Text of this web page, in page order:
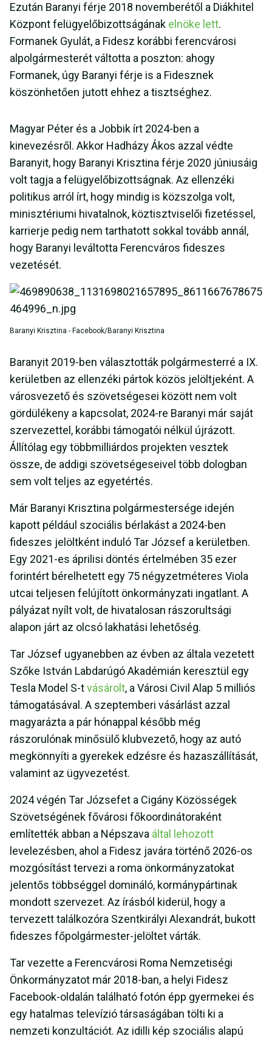
Ezután Baranyi férje 2018 novemberétől a Diákhitel
Központ felügyelőbizottságának elnöke lett.
Formanek Gyulát, a Fidesz korábbi ferencvárosi
alpolgármesterét váltotta a poszton: ahogy
Formanek, úgy Baranyi férje is a Fidesznek
köszönhetően jutott ehhez a tisztséghez.
Magyar Péter és a Jobbik írt 2024-ben a
kinevezésről. Akkor Hadházy Ákos azzal védte
Baranyit, hogy Baranyi Krisztina férje 2020 júniusáig
volt tagja a felügyelőbizottságnak. Az ellenzéki
politikus arról írt, hogy mindig is közszolga volt,
minisztériumi hivatalnok, köztisztviselői fizetéssel,
karrierje pedig nem tarthatott sokkal tovább annál,
hogy Baranyi leváltotta Ferencváros fideszes
vezetését.
Baranyi Krisztina - Facebook/Baranyi Krisztina
Baranyit 2019-ben választották polgármesterré a IX.
kerületben az ellenzéki pártok közös jelöltjeként. A
városvezető és szövetségesei között nem volt
gördülékeny a kapcsolat, 2024-re Baranyi már saját
szervezettel, korábbi támogatói nélkül újrázott.
Állítólag egy többmilliárdos projekten vesztek
össze, de addigi szövetségeseivel több dologban
sem volt teljes az egyetértés.
Már Baranyi Krisztina polgármestersége idején
kapott például szociális bérlakást a 2024-ben
fideszes jelöltként induló Tar József a kerületben.
Egy 2021-es áprilisi döntés értelmében 35 ezer
forintért bérelhetett egy 75 négyzetméteres Viola
utcai teljesen felújított önkormányzati ingatlant. A
pályázat nyílt volt, de hivatalosan rászorultsági
alapon járt az olcsó lakhatási lehetőség.
Tar József ugyanebben az évben az általa vezetett
Szőke István Labdarúgó Akadémián keresztül egy
Tesla Model S-tvásárolt, a Városi Civil Alap 5 milliós
támogatásával. A szeptemberi vásárlást azzal
magyarázta a pár hónappal később még
rászorulónak minősülő klubvezető, hogy az autó
megkönnyíti a gyerekek edzésre és hazaszállítását,
valamint az ügyvezetést.
2024 végén Tar Józsefet a Cigány Közösségek
Szövetségének fővárosi főkoordinátoraként
említették abban a Népszava által lehozott
levelezésben, ahol a Fidesz javára történő 2026-os
mozgósítást tervezi a roma önkormányzatokat
jelentős többséggel domináló, kormánypártinak
mondott szervezet. Az írásból kiderül, hogy a
tervezett találkozóra Szentkirályi Alexandrát, bukott
fideszes főpolgármester-jelöltet várták.
Tar vezette a Ferencvárosi Roma Nemzetiségi
Önkormányzatot már 2018-ban, a helyi Fidesz
Facebook-oldalán található fotón épp gyermekei és
egy hatalmas televízió társaságában tölti ki a
nemzeti konzultációt. Az idilli kép szociális alapú